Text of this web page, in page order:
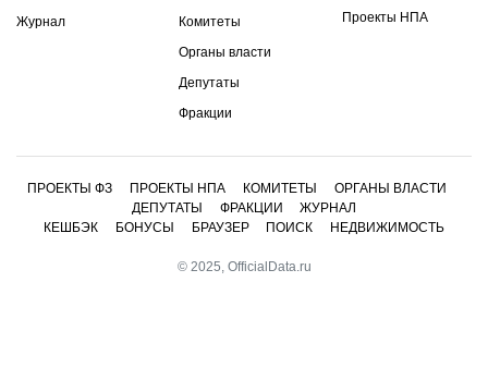
Журнал
Комитеты
Органы власти
Депутаты
Фракции
Проекты НПА
ПРОЕКТЫ ФЗ ПРОЕКТЫ НПА КОМИТЕТЫ
ОРГАНЫ ВЛАСТИ
ДЕПУТАТЫ
ФРАКЦИИ
ЖУРНАЛ
КЕШБЭК
БОНУСЫ БРАУЗЕР ПОИСК НЕДВИЖИМОСТЬ
© 2025, OfficialData.ru